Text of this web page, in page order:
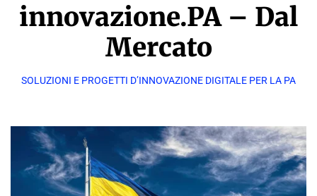
innovazione.PA – Dal
Mercato
SOLUZIONI E PROGETTI D’INNOVAZIONE DIGITALE PER LA PA